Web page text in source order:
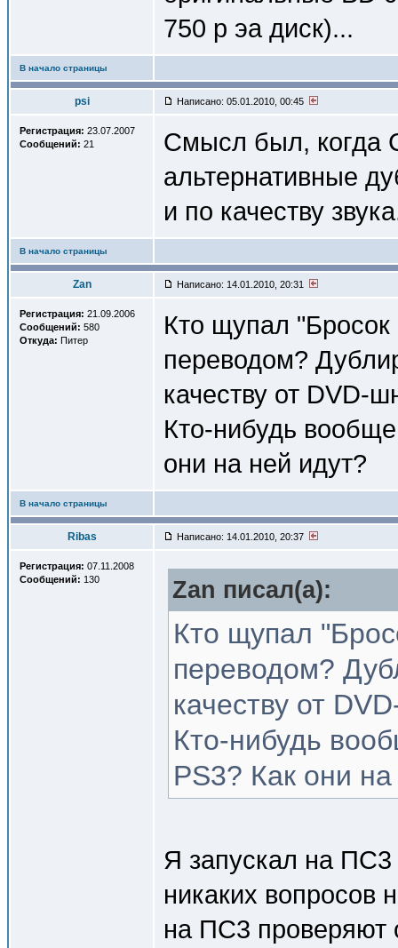
750 р эа диск)...
В начало страницы
psi Написано: 05.01.2010, 00:45
Регистрация: 23.07.2007
Сообщений: 21
Смысл был, когда
альтернативные
и по качеству
В начало страницы
Zan Написано: 14.01.2010, 20:31
Регистрация: 21.09.2006
Сообщений: 580
Откуда: Питер
Кто щупал
переводом?
качеству от DVD-
Кто-нибудь
они на ней идут?
В начало страницы
Ribas Написано: 14.01.2010, 20:37
Регистрация: 07.11.2008
Сообщений: 130 Zan писал(a):
Кто щупал
переводом?
качеству от
Кто-нибудь
PS3? Как они
Я запускал на
никаких вопросов
на ПС3 проверяют